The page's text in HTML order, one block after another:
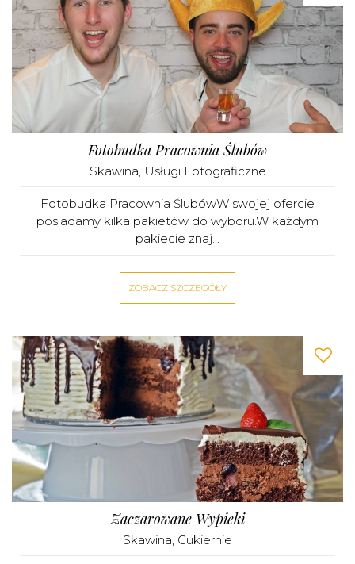
Fotobudka Pracownia Ślubów
Skawina, Usługi Fotograficzne
Fotobudka Pracownia ŚlubówW swojej ofercie
posiadamy kilka pakietów do wyboru.W każdym
pakiecie znaj...
ZOBACZ SZCZEGÓŁY
Zaczarowane Wypieki
Skawina, Cukiernie